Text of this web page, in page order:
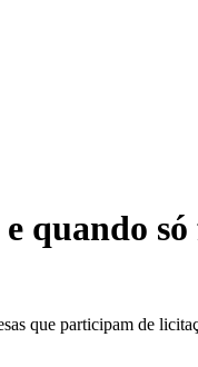
quando
que participam de